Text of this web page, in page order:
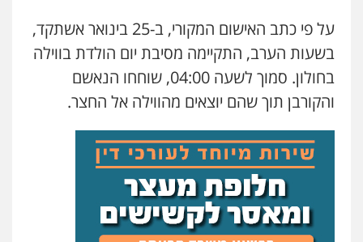
עו"ד אילן אלימלך
פלילי פשיעה חמורה תעבורה אסירים
0522992110
עו"ד שאדי נאטור
פלילי פשיעה חמורה מעצרים וחקירות
0509230800
גיל דביר – משרד עורכי דין
פלילי פשיעה כלכלית צווארון לבן
על פי כתב האישום המקורי, ב-25 בינואר אשתקד,
בשעות הערב, התקיימה מסיבת יום הולדת בווילה
בחולון. סמוך לשעה 04:00, שוחחו הנאשם
והקורבן תוך שהם יוצאים מהווילה אל החצר.